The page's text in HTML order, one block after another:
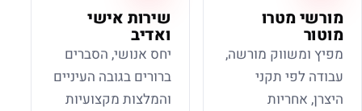
מורשי מטרו
מוטור
מפיץ ומשווק מורשה,
עבודה לפי תקני
היצרן, אחריות
שירות אישי
ואדיב
יחס אנושי, הסברים
ברורים בגובה העיניים
והמלצות מקצועיות